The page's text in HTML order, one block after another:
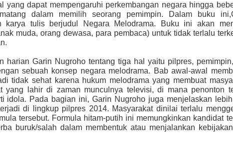
yang dapat mempengaruhi perkembangan negara hingga
dalam memilih seorang pemimpin. Dalam buku
karya tulis berjudul Negara Melodrama. Buku ini akan
muda, orang dewasa, para pembaca) untuk tidak terlalu
harian Garin Nugroho tentang tiga hal yaitu pilpres,
sebuah konsep negara melodrama. Bab awal-awal
tidak sehat karena hukum melodrama yang membuat
yang lahir di zaman munculnya televisi, di mana penonton
idola. Pada bagian ini, Garin Nugroho juga menjelaskan
di lingkup pilpres 2014. Masyarakat dinilai terlalu
tersebut. Formula hitam-putih ini memungkinkan kandidat
buruk/salah dalam membentuk atau menjalankan